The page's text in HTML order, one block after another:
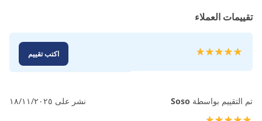
تقييمات العملاء
تقييم:
اكتب تقييم
تم التقييم بواسطة Soso نشر على ١٨/١١/٢٠٢٥